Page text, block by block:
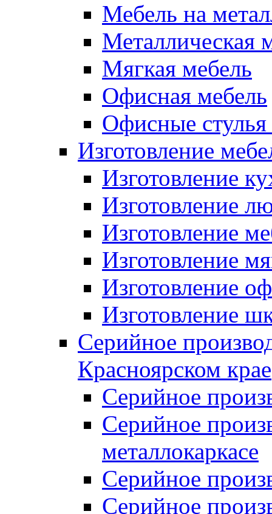
Мебель на
Металлическая
Мягкая мебель
Офисная мебель
Офисные стулья
Изготовление
Изготовление
Изготовление
Изготовление
Изготовление
Изготовление
Изготовление
Серийное
Красноярском крае
Серийное
Серийное
металлокаркасе
Серийное
Серийное